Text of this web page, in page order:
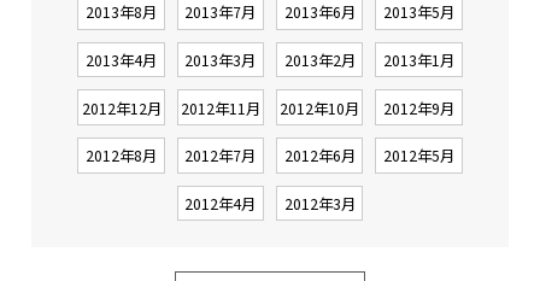
2013年8月 2013年7月 2013年6月 2013年5月
2013年4月 2013年3月 2013年2月 2013年1月
2012年12月 2012年11月 2012年10月 2012年9月
2012年8月 2012年7月 2012年6月 2012年5月
2012年4月 2012年3月